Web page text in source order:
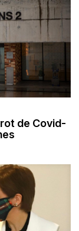
de Covid-